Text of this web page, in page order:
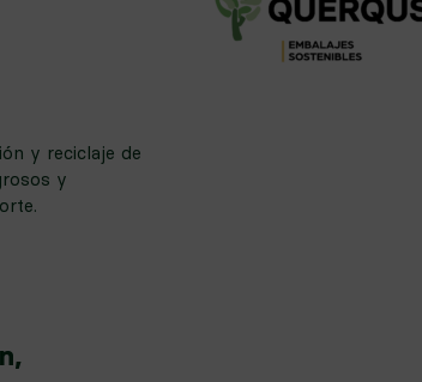
y reciclaje de
y